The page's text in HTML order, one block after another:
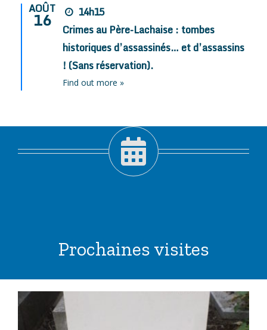
AOÛT
16
14h15
Crimes au Père-Lachaise : tombes
historiques d’assassinés… et d’assassins
! (Sans réservation).
Find out more »
Prochaines visites